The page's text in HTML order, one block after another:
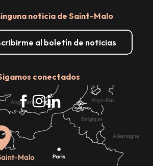
noticia de Saint-Malo
al boletín de noticias
conectados